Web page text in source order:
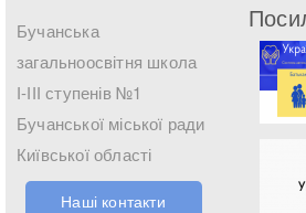
Бучанська
загальноосвітня школа
І-ІІІ ступенів №1
Бучанської міської ради
Київської області
Наші контакти